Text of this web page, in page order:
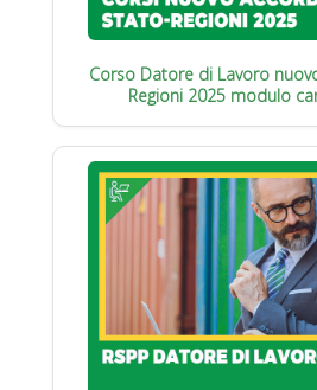
Corso Datore di Lavoro
Regioni 2025 modulo